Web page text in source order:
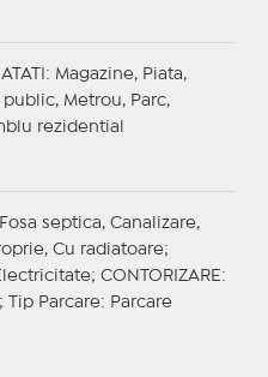
: Magazine, Piata,
Metrou, Parc,
rezidential
septica, Canalizare,
Cu radiatoare;
CONTORIZARE :
Tip Parcare: Parcare